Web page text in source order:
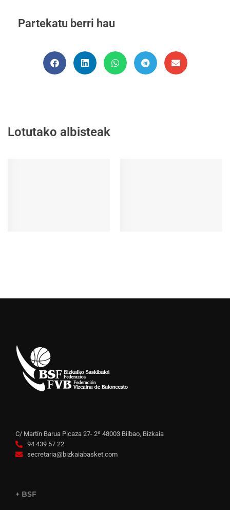
Partekatu berri hau
Lotutako albisteak
C/ Martín Barua Picaza 27- 2º 48003 Bilbao, Bizkaia
94 439 57 22
secretaria@bizkaiabasket.com
+ BSF